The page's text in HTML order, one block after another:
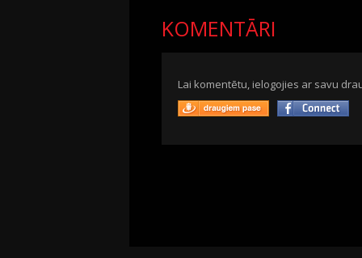
KOMENTĀRI
Lai komentētu, ielogojies ar savu